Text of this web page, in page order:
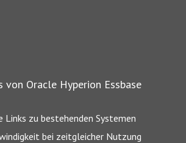
von Oracle Hyperion Essbase
Links zu bestehenden Systemen
bei zeitgleicher Nutzung